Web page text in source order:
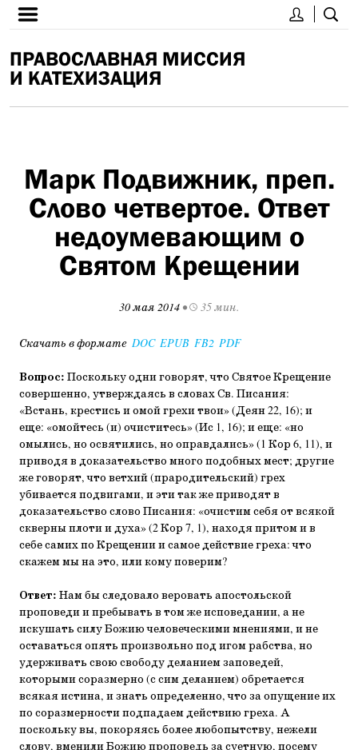
ПРАВОСЛАВНАЯ МИССИЯ
И КАТЕХИЗАЦИЯ
Марк Подвижник, преп.
Слово четвертое. Ответ
недоумевающим о
Святом Крещении
30 мая 2014• 35 мин.
Скачать в формате DOC EPUB FB2 PDF
Вопрос: Поскольку одни говорят, что Святое Крещение
совершенно, утверждаясь в словах Св. Писания:
«Встань, крестись и омой грехи твои» (Деян 22, 16); и
еще: «омойтесь (и) очиститесь» (Ис 1, 16); и еще: «но
омылись, но освятились, но оправдались» (1 Кор 6, 11), и
приводя в доказательство много подобных мест; другие
же говорят, что ветхий (прародительский) грех
убивается подвигами, и эти так же приводят в
доказательство слово Писания: «очистим себя от всякой
скверны плоти и духа» (2 Кор 7, 1), находя притом и в
себе самих по Крещении и самое действие греха: что
скажем мы на это, или кому поверим?
Ответ: Нам бы следовало веровать апостольской
проповеди и пребывать в том же исповедании, а не
искушать силу Божию человеческими мнениями, и не
оставаться опять произвольно под игом рабства, но
удерживать свою свободу деланием заповедей,
которыми соразмерно (с сим деланием) обретается
всякая истина, и знать определенно, что за опущение их
по соразмерности подпадаем действию греха. А
поскольку вы, покоряясь более любопытству, нежели
слову, вменили Божию проповедь за суетную, посему